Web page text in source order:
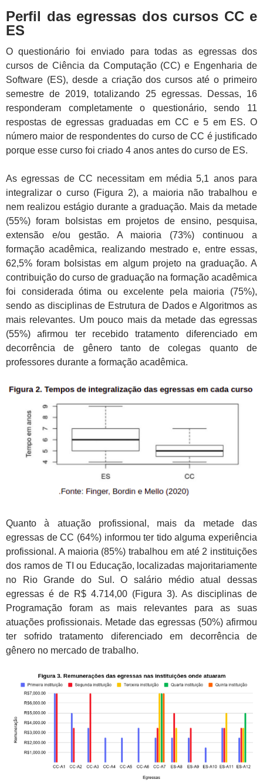
Perfil das egressas dos cursos CC e
ES
O questionário foi enviado para todas as egressas dos
cursos de Ciência da Computação (CC) e Engenharia de
Software (ES), desde a criação dos cursos até o primeiro
semestre de 2019, totalizando 25 egressas. Dessas, 16
responderam completamente o questionário, sendo 11
respostas de egressas graduadas em CC e 5 em ES. O
número maior de respondentes do curso de CC é justificado
porque esse curso foi criado 4 anos antes do curso de ES.
As egressas de CC necessitam em média 5,1 anos para
integralizar o curso (Figura 2), a maioria não trabalhou e
nem realizou estágio durante a graduação. Mais da metade
(55%) foram bolsistas em projetos de ensino, pesquisa,
extensão e/ou gestão. A maioria (73%) continuou a
formação acadêmica, realizando mestrado e, entre essas,
62,5% foram bolsistas em algum projeto na graduação. A
contribuição do curso de graduação na formação acadêmica
foi considerada ótima ou excelente pela maioria (75%),
sendo as disciplinas de Estrutura de Dados e Algoritmos as
mais relevantes. Um pouco mais da metade das egressas
(55%) afirmou ter recebido tratamento diferenciado em
decorrência de gênero tanto de colegas quanto de
professores durante a formação acadêmica.
Quanto à atuação profissional, mais da metade das
egressas de CC (64%) informou ter tido alguma experiência
profissional. A maioria (85%) trabalhou em até 2 instituições
dos ramos de TI ou Educação, localizadas majoritariamente
no Rio Grande do Sul. O salário médio atual dessas
egressas é de R$ 4.714,00 (Figura 3). As disciplinas de
Programação foram as mais relevantes para as suas
atuações profissionais. Metade das egressas (50%) afirmou
ter sofrido tratamento diferenciado em decorrência de
gênero no mercado de trabalho.